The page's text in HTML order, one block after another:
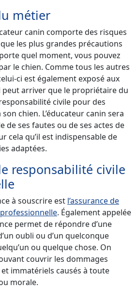
métier
canin comporte des risques
les plus grandes précautions
quel moment, vous pouvez
le chien. Comme tous les autres
ci est également exposé aux
peut arriver que le propriétaire du
civile pour des
chien. L’éducateur canin sera
de ses fautes ou de ses actes de
cela qu’il est indispensable de
adaptées.
responsabilité civile
à souscrire est l’assurance de
. Également appelée
permet de répondre d’une
oubli ou d’un quelconque
ou quelque chose. On
couvrir les dommages
immatériels causés à toute
morale.